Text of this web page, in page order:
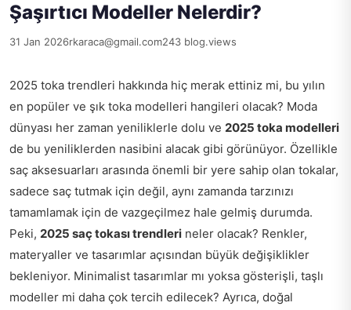
Şaşırtıcı Modeller Nelerdir?
31 Jan 2026rkaraca@gmail.com243 blog.views
2025 toka trendleri hakkında hiç merak ettiniz mi, bu yılın
en popüler ve şık toka modelleri hangileri olacak? Moda
dünyası her zaman yeniliklerle dolu ve 2025 toka modelleri
de bu yeniliklerden nasibini alacak gibi görünüyor. Özellikle
saç aksesuarları arasında önemli bir yere sahip olan tokalar,
sadece saç tutmak için değil, aynı zamanda tarzınızı
tamamlamak için de vazgeçilmez hale gelmiş durumda.
Peki, 2025 saç tokası trendleri neler olacak? Renkler,
materyaller ve tasarımlar açısından büyük değişiklikler
bekleniyor. Minimalist tasarımlar mı yoksa gösterişli, taşlı
modeller mi daha çok tercih edilecek? Ayrıca, doğal